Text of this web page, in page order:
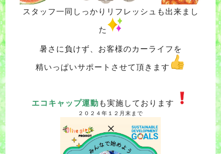
スタッフ一同しっかりリフレッシュも出来まし
た
暑さに負けず、お客様のカーライフを
精いっぱいサポートさせて頂きます
エコキャップ運動 も実施しております
２０２４年１２月末まで